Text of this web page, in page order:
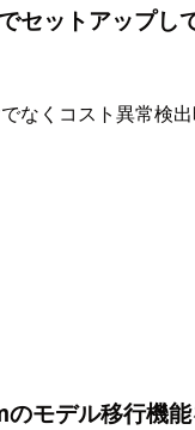
セットアップし
なくコスト異常検
モデル移行機